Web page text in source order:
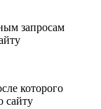
запросам
которого
сайту